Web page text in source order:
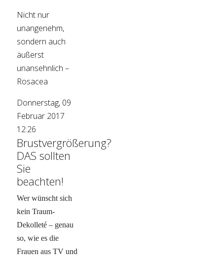
Nicht nur
unangenehm,
sondern auch
äußerst
unansehnlich –
Rosacea
Donnerstag, 09
Februar 2017
12:26
Brustvergrößerung?
DAS sollten
Sie
beachten!
Wer wünscht sich
kein Traum-
Dekolleté – genau
so, wie es die
Frauen aus TV und